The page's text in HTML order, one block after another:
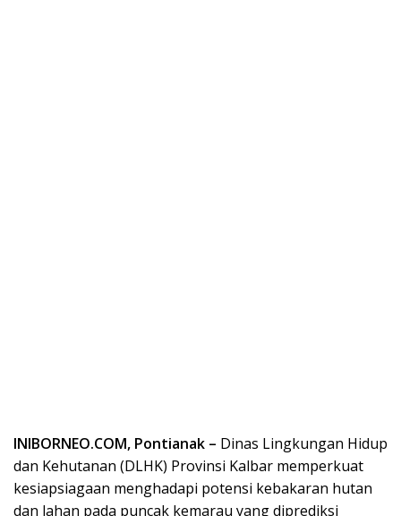
INIBORNEO.COM, Pontianak – Dinas Lingkungan Hidup
dan Kehutanan (DLHK) Provinsi Kalbar memperkuat
kesiapsiagaan menghadapi potensi kebakaran hutan
dan lahan pada puncak kemarau yang diprediksi